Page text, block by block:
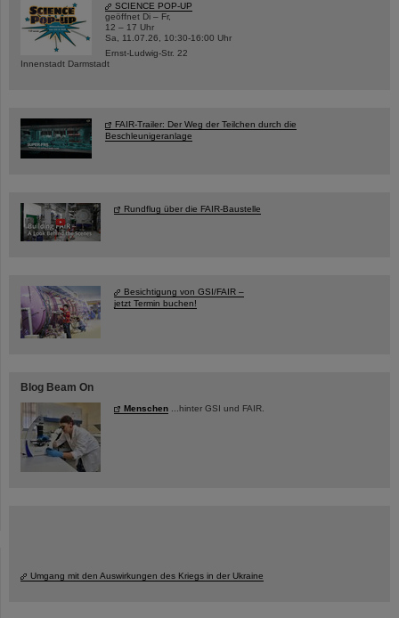
SCIENCE POP-UP
geöffnet Di – Fr,
12 – 17 Uhr
Sa, 11.07.26, 10:30-16:00 Uhr
Ernst-Ludwig-Str. 22
Innenstadt Darmstadt
FAIR-Trailer: Der Weg der Teilchen durch die
Beschleunigeranlage
Rundflug über die FAIR-Baustelle
Besichtigung von GSI/FAIR –
jetzt Termin buchen!
Blog Beam On
Menschen ...hinter GSI und FAIR.
Umgang mit den Auswirkungen des Kriegs in der Ukraine